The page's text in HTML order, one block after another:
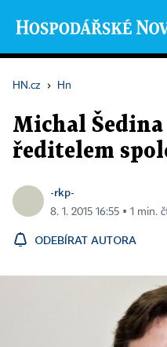
HN.cz › Hn
Michal
ředitelem
-rkp-
8. 1. 2015 16:55 ▪ 1 min.
ODEBÍRAT AUTORA